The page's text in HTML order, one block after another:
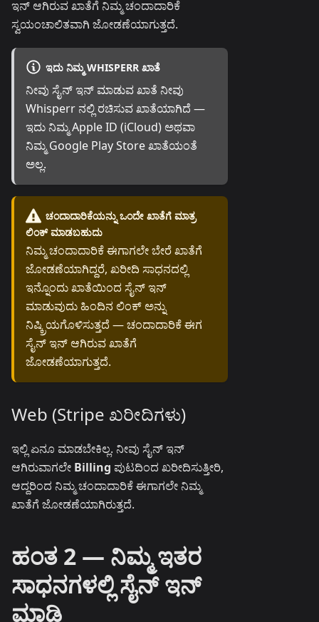
ಇನ್ ಆಗಿರುವ ಖಾತೆಗೆ ನಿಮ್ಮ ಚಂದಾದಾರಿಕೆ
ಸ್ವಯಂಚಾಲಿತವಾಗಿ ಜೋಡಣೆಯಾಗುತ್ತದೆ.
ಇದು ನಿಮ್ಮ WHISPERR ಖಾತೆ
ನೀವು ಸೈನ್ ಇನ್ ಮಾಡುವ ಖಾತೆ ನೀವು
Whisperr ನಲ್ಲಿ ರಚಿಸುವ ಖಾತೆಯಾಗಿದೆ —
ಇದು ನಿಮ್ಮ Apple ID (iCloud) ಅಥವಾ
ನಿಮ್ಮ Google Play Store ಖಾತೆಯಂತೆ
ಅಲ್ಲ.
ಚಂದಾದಾರಿಕೆಯನ್ನು ಒಂದೇ ಖಾತೆಗೆ ಮಾತ್ರ
ಲಿಂಕ್ ಮಾಡಬಹುದು
ನಿಮ್ಮ ಚಂದಾದಾರಿಕೆ ಈಗಾಗಲೇ ಬೇರೆ ಖಾತೆಗೆ
ಜೋಡಣೆಯಾಗಿದ್ದರೆ, ಖರೀದಿ ಸಾಧನದಲ್ಲಿ
ಇನ್ನೊಂದು ಖಾತೆಯಿಂದ ಸೈನ್ ಇನ್
ಮಾಡುವುದು ಹಿಂದಿನ ಲಿಂಕ್ ಅನ್ನು
ನಿಷ್ಕ್ರಿಯಗೊಳಿಸುತ್ತದೆ — ಚಂದಾದಾರಿಕೆ ಈಗ
ಸೈನ್ ಇನ್ ಆಗಿರುವ ಖಾತೆಗೆ
ಜೋಡಣೆಯಾಗುತ್ತದೆ.
Web (Stripe ಖರೀದಿಗಳು)
ಇಲ್ಲಿ ಏನೂ ಮಾಡಬೇಕಿಲ್ಲ. ನೀವು ಸೈನ್ ಇನ್
ಆಗಿರುವಾಗಲೇ Billing ಪುಟದಿಂದ ಖರೀದಿಸುತ್ತೀರಿ,
ಆದ್ದರಿಂದ ನಿಮ್ಮ ಚಂದಾದಾರಿಕೆ ಈಗಾಗಲೇ ನಿಮ್ಮ
ಖಾತೆಗೆ ಜೋಡಣೆಯಾಗಿರುತ್ತದೆ.
ಹಂತ 2 — ನಿಮ್ಮ ಇತರ
ಸಾಧನಗಳಲ್ಲಿ ಸೈನ್ ಇನ್
ಮಾಡಿ